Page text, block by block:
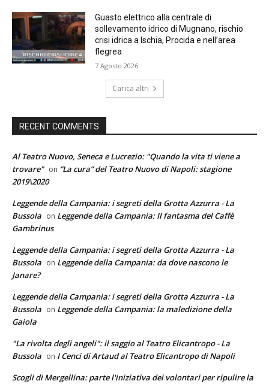
Guasto elettrico alla centrale di
sollevamento idrico di Mugnano, rischio
crisi idrica a Ischia, Procida e nell’area
flegrea
7 Agosto 2026
Carica altri
RECENT COMMENTS
Al Teatro Nuovo, Seneca e Lucrezio: "Quando la vita ti viene a
trovare" on “La cura” del Teatro Nuovo di Napoli: stagione
2019\2020
Leggende della Campania: i segreti della Grotta Azzurra - La
Bussola on Leggende della Campania: Il fantasma del Caffè
Gambrinus
Leggende della Campania: i segreti della Grotta Azzurra - La
Bussola on Leggende della Campania: da dove nascono le
Janare?
Leggende della Campania: i segreti della Grotta Azzurra - La
Bussola on Leggende della Campania: la maledizione della
Gaiola
"La rivolta degli angeli": il saggio al Teatro Elicantropo - La
Bussola on I Cenci di Artaud al Teatro Elicantropo di Napoli
Scogli di Mergellina: parte l'iniziativa dei volontari per ripulire la